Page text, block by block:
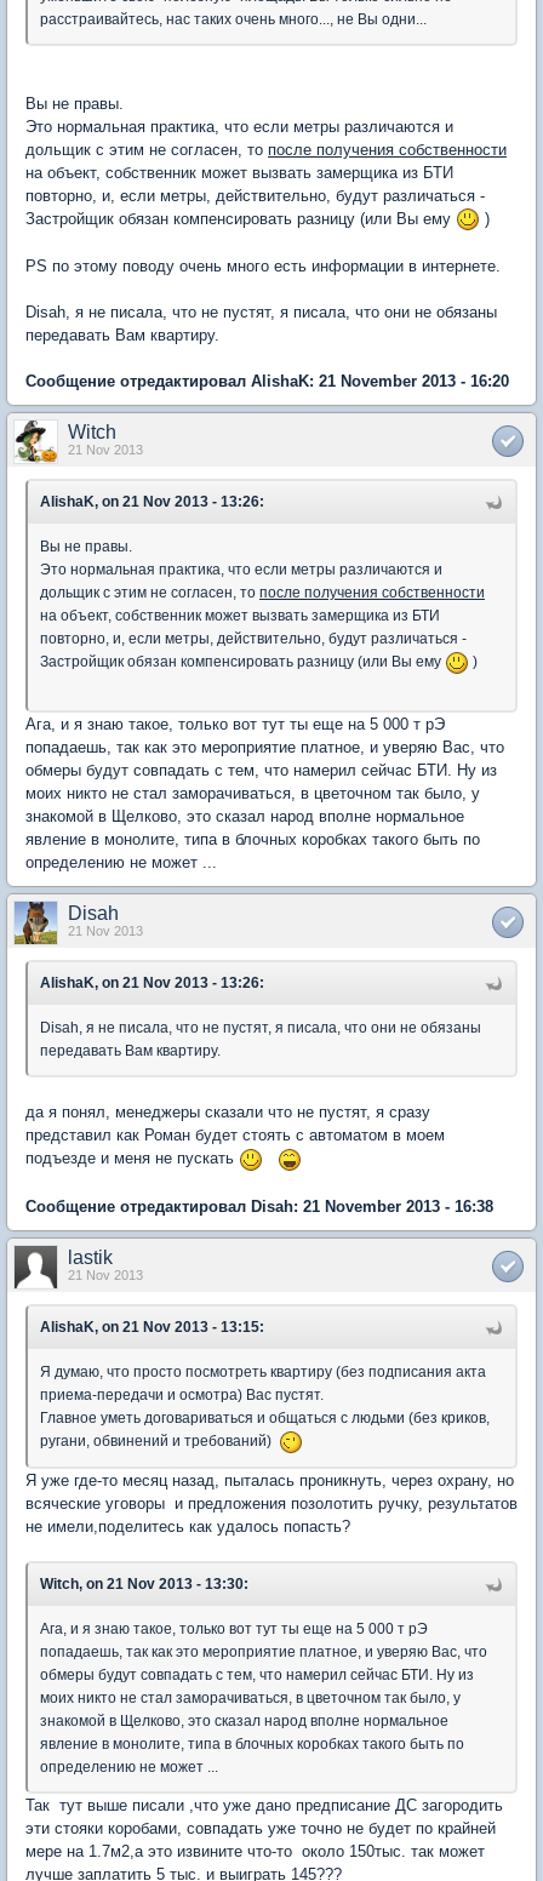
расстраивайтесь, нас таких очень много..., не Вы одни...
Вы не правы.
Это нормальная практика, что если метры различаются и
дольщик с этим не согласен, то после получения собственности
на объект, собственник может вызвать замерщика из БТИ
повторно, и, если метры, действительно, будут различаться -
Застройщик обязан компенсировать разницу (или Вы ему
)
PS по этому поводу очень много есть информации в интернете.
Disah, я не писала, что не пустят, я писала, что они не обязаны
передавать Вам квартиру.
Сообщение отредактировал AlishaK: 21 November 2013 - 16:20
Witch
21 Nov 2013
AlishaK, on 21 Nov 2013 - 13:26:
Вы не правы.
Это нормальная практика, что если метры различаются и
дольщик с этим не согласен, то после получения собственности
на объект, собственник может вызвать замерщика из БТИ
повторно, и, если метры, действительно, будут различаться -
Застройщик обязан компенсировать разницу (или Вы ему
)
Ага, и я знаю такое, только вот тут ты еще на 5 000 т рЭ
попадаешь, так как это мероприятие платное, и уверяю Вас, что
обмеры будут совпадать с тем, что намерил сейчас БТИ. Ну из
моих никто не стал заморачиваться, в цветочном так было, у
знакомой в Щелково, это сказал народ вполне нормальное
явление в монолите, типа в блочных коробках такого быть по
определению не может ...
Disah
21 Nov 2013
AlishaK, on 21 Nov 2013 - 13:26:
Disah, я не писала, что не пустят, я писала, что они не обязаны
передавать Вам квартиру.
да я понял, менеджеры сказали что не пустят, я сразу
представил как Роман будет стоять с автоматом в моем
подъезде и меня не пускать
Сообщение отредактировал Disah: 21 November 2013 - 16:38
lastik
21 Nov 2013
AlishaK, on 21 Nov 2013 - 13:15:
Я думаю, что просто посмотреть квартиру (без подписания акта
приема-передачи и осмотра) Вас пустят.
Главное уметь договариваться и общаться с людьми (без криков,
ругани, обвинений и требований)
Я уже где-то месяц назад, пыталась проникнуть, через охрану, но
всяческие уговоры и предложения позолотить ручку, результатов
не имели,поделитесь как удалось попасть?
Witch, on 21 Nov 2013 - 13:30:
Ага, и я знаю такое, только вот тут ты еще на 5 000 т рЭ
попадаешь, так как это мероприятие платное, и уверяю Вас, что
обмеры будут совпадать с тем, что намерил сейчас БТИ. Ну из
моих никто не стал заморачиваться, в цветочном так было, у
знакомой в Щелково, это сказал народ вполне нормальное
явление в монолите, типа в блочных коробках такого быть по
определению не может ...
Так тут выше писали ,что уже дано предписание ДС загородить
эти стояки коробами, совпадать уже точно не будет по крайней
мере на 1.7м2,а это извините что-то около 150тыс. так может
лучше заплатить 5 тыс. и выиграть 145???